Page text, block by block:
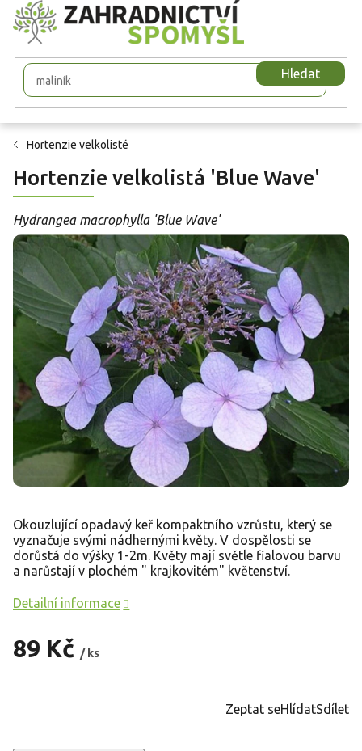
Přejít
na
obsah
Hledat
Hortenzie velkolisté
Hortenzie velkolistá 'Blue Wave'
Hydrangea macrophylla 'Blue Wave'
89 Kč / ks
Okouzlující opadavý keř kompaktního vzrůstu, který se
vyznačuje svými nádhernými květy. V dospělosti se
dorůstá do výšky 1-2m. Květy mají světle fialovou barvu
a narůstají v plochém " krajkovitém" květenství.
Detailní informace
Zeptat seHlídatSdílet